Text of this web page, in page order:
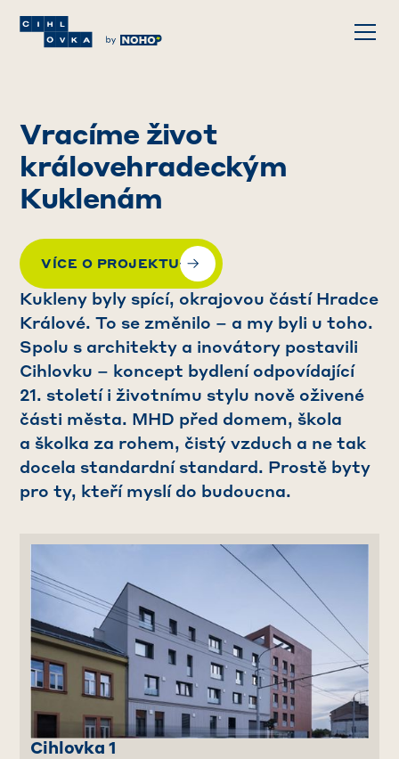
Vracíme život
královehradeckým
Kuklenám
VÍCE O PROJEKTU
Kukleny byly spící, okrajovou částí Hradce
Králové. To se změnilo – a my byli u toho.
Spolu s architekty a inovátory postavili
Cihlovku – koncept bydlení odpovídající
21. století i životnímu stylu nově oživené
části města. MHD před domem, škola
a školka za rohem, čistý vzduch a ne tak
docela standardní standard. Prostě byty
pro ty, kteří myslí do budoucna.
Cihlovka 1